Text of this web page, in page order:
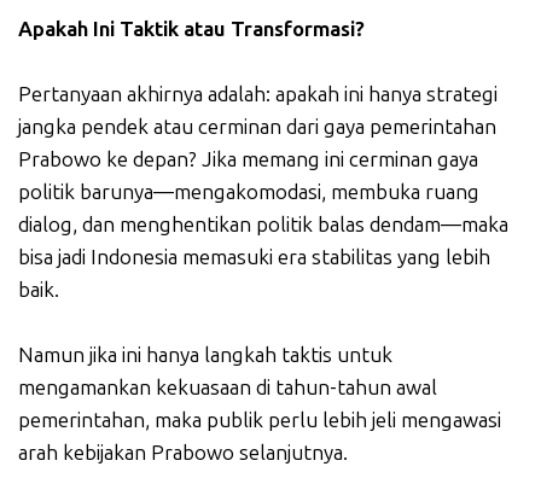
Apakah Ini Taktik atau Transformasi?
Pertanyaan akhirnya adalah: apakah ini hanya strategi
jangka pendek atau cerminan dari gaya pemerintahan
Prabowo ke depan? Jika memang ini cerminan gaya
politik barunya—mengakomodasi, membuka ruang
dialog, dan menghentikan politik balas dendam—maka
bisa jadi Indonesia memasuki era stabilitas yang lebih
baik.
Namun jika ini hanya langkah taktis untuk
mengamankan kekuasaan di tahun-tahun awal
pemerintahan, maka publik perlu lebih jeli mengawasi
arah kebijakan Prabowo selanjutnya.